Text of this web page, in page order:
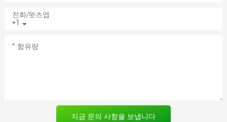
+1
전화/왓츠앱
함유량
지금 문의 사항을 보냅니다